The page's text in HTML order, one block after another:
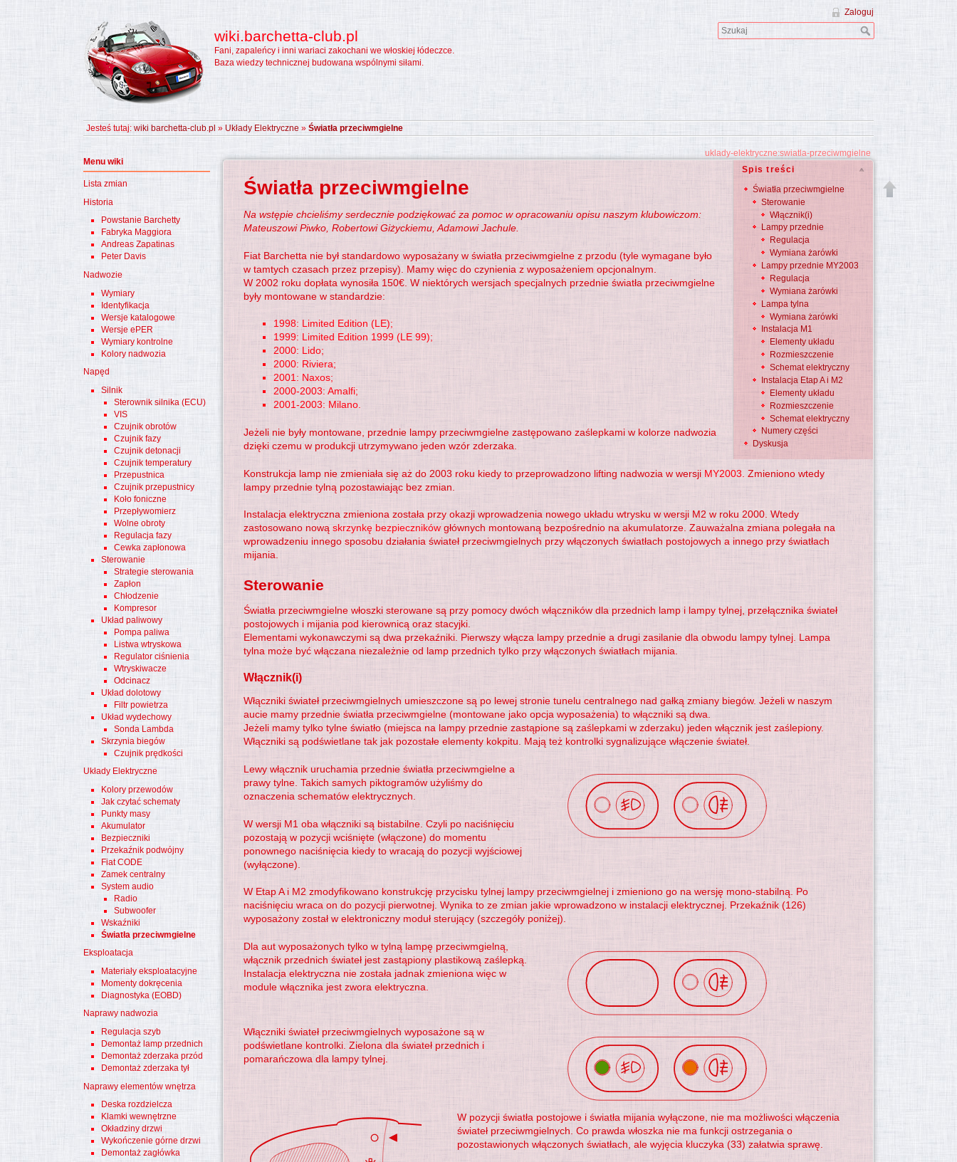
wiki.barchetta-club.pl
Fani, zapaleńcy i inni wariaci zakochani we włoskiej łódeczce.
Baza wiedzy technicznej budowana wspólnymi siłami.
Zaloguj
Jesteś tutaj:wiki barchetta-club.pl »Układy Elektryczne »Światła przeciwmgielne
Menu wiki
Lista zmian
Historia
Powstanie Barchetty
Fabryka Maggiora
Andreas Zapatinas
Peter Davis
Nadwozie
Wymiary
Identyfikacja
Wersje katalogowe
Wersje ePER
Wymiary kontrolne
Kolory nadwozia
Napęd
Silnik
Sterownik silnika (ECU)
VIS
Czujnik obrotów
Czujnik fazy
Czujnik detonacji
Czujnik temperatury
Przepustnica
Czujnik przepustnicy
Koło foniczne
Przepływomierz
Wolne obroty
Regulacja fazy
Cewka zapłonowa
Sterowanie
Strategie sterowania
Zapłon
Chłodzenie
Kompresor
Układ paliwowy
Pompa paliwa
Listwa wtryskowa
Regulator ciśnienia
Wtryskiwacze
Odcinacz
Układ dolotowy
Filtr powietrza
Układ wydechowy
Sonda Lambda
Skrzynia biegów
Czujnik prędkości
Układy Elektryczne
Kolory przewodów
Jak czytać schematy
Punkty masy
Akumulator
Bezpieczniki
Przekaźnik podwójny
Fiat CODE
Zamek centralny
System audio
Radio
Subwoofer
Wskaźniki
Światła przeciwmgielne
Eksploatacja
Materiały eksploatacyjne
Momenty dokręcenia
Diagnostyka (EOBD)
Naprawy nadwozia
Regulacja szyb
Demontaż lamp przednich
Demontaż zderzaka przód
Demontaż zderzaka tył
Naprawy elementów wnętrza
Deska rozdzielcza
Klamki wewnętrzne
Okładziny drzwi
Wykończenie górne drzwi
Demontaż zagłówka
uklady-elektryczne:swiatla-przeciwmgielne
Spis treści
Światła przeciwmgielne
Sterowanie
Włącznik(i)
Lampy przednie
Regulacja
Wymiana żarówki
Lampy przednie MY2003
Regulacja
Wymiana żarówki
Lampa tylna
Wymiana żarówki
Instalacja M1
Elementy układu
Rozmieszczenie
Schemat elektryczny
Instalacja Etap A i M2
Elementy układu
Rozmieszczenie
Schemat elektryczny
Numery części
Dyskusja
Światła przeciwmgielne
Na wstępie chcieliśmy serdecznie podziękować za pomoc w opracowaniu opisu naszym klubowiczom:
Mateuszowi Piwko, Robertowi Giżyckiemu, Adamowi Jachule.
Fiat Barchetta nie był standardowo wyposażany w światła przeciwmgielne z przodu (tyle wymagane było
w tamtych czasach przez przepisy). Mamy więc do czynienia z wyposażeniem opcjonalnym.
W 2002 roku dopłata wynosiła 150€. W niektórych wersjach specjalnych przednie światła przeciwmgielne
były montowane w standardzie:
1998: Limited Edition (LE);
1999: Limited Edition 1999 (LE 99);
2000: Lido;
2000: Riviera;
2001: Naxos;
2000-2003: Amalfi;
2001-2003: Milano.
Jeżeli nie były montowane, przednie lampy przeciwmgielne zastępowano zaślepkami w kolorze nadwozia
dzięki czemu w produkcji utrzymywano jeden wzór zderzaka.
Konstrukcja lamp nie zmieniała się aż do 2003 roku kiedy to przeprowadzono lifting nadwozia w wersji MY2003 . Zmieniono wtedy
lampy przednie tylną pozostawiając bez zmian.
Instalacja elektryczna zmieniona została przy okazji wprowadzenia nowego układu wtrysku w wersji M2 w roku 2000. Wtedy
zastosowano nową skrzynkę bezpieczników głównych montowaną bezpośrednio na akumulatorze. Zauważalna zmiana polegała na
wprowadzeniu innego sposobu działania świateł przeciwmgielnych przy włączonych światłach postojowych a innego przy światłach
mijania.
Sterowanie
Światła przeciwmgielne włoszki sterowane są przy pomocy dwóch włączników dla przednich lamp i lampy tylnej, przełącznika świateł
postojowych i mijania pod kierownicą oraz stacyjki.
Elementami wykonawczymi są dwa przekaźniki. Pierwszy włącza lampy przednie a drugi zasilanie dla obwodu lampy tylnej. Lampa
tylna może być włączana niezależnie od lamp przednich tylko przy włączonych światłach mijania.
Włącznik(i)
Włączniki świateł przeciwmgielnych umieszczone są po lewej stronie tunelu centralnego nad gałką zmiany biegów. Jeżeli w naszym
aucie mamy przednie światła przeciwmgielne (montowane jako opcja wyposażenia) to włączniki są dwa.
Jeżeli mamy tylko tylne światło (miejsca na lampy przednie zastąpione są zaślepkami w zderzaku) jeden włącznik jest zaślepiony.
Włączniki są podświetlane tak jak pozostałe elementy kokpitu. Mają też kontrolki sygnalizujące włączenie świateł.
Lewy włącznik uruchamia przednie światła przeciwmgielne a
prawy tylne. Takich samych piktogramów użyliśmy do
oznaczenia schematów elektrycznych.
W wersji M1 oba włączniki są bistabilne. Czyli po naciśnięciu
pozostają w pozycji wciśnięte (włączone) do momentu
ponownego naciśnięcia kiedy to wracają do pozycji wyjściowej
(wyłączone).
W Etap A i M2 zmodyfikowano konstrukcję przycisku tylnej lampy przeciwmgielnej i zmieniono go na wersję mono-stabilną. Po
naciśnięciu wraca on do pozycji pierwotnej. Wynika to ze zmian jakie wprowadzono w instalacji elektrycznej. Przekaźnik (126)
wyposażony został w elektroniczny moduł sterujący (szczegóły poniżej).
Dla aut wyposażonych tylko w tylną lampę przeciwmgielną,
włącznik przednich świateł jest zastąpiony plastikową zaślepką.
Instalacja elektryczna nie została jadnak zmieniona więc w
module włącznika jest zwora elektryczna.
Włączniki świateł przeciwmgielnych wyposażone są w
podświetlane kontrolki. Zielona dla świateł przednich i
pomarańczowa dla lampy tylnej.
W pozycji światła postojowe i światła mijania wyłączone, nie ma możliwości włączenia
świateł przeciwmgielnych. Co prawda włoszka nie ma funkcji ostrzegania o
pozostawionych włączonych światłach, ale wyjęcia kluczyka (33) załatwia sprawę.